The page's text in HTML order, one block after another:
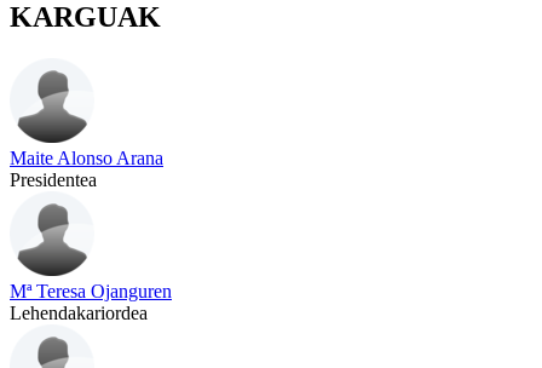
KARGUAK
Maite Alonso Arana
Presidentea
Mª Teresa Ojanguren
Lehendakariordea